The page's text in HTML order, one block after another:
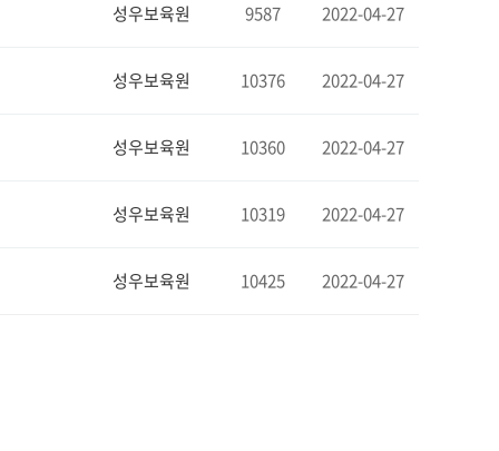
성우보육원 9587 2022-04-27
성우보육원 10376 2022-04-27
성우보육원 10360 2022-04-27
성우보육원 10319 2022-04-27
성우보육원 10425 2022-04-27